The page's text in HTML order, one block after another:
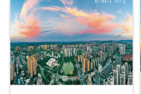
容
县、
博
白
县、
北
流
县.，
玉
林
息
网
发
布，
用
于
桂
林
工
（河
池
建
设
工
程
造
价
信